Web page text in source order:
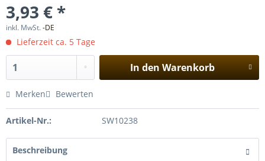
3,93 € *
inkl. MwSt.-DE
Lieferzeit ca. 5 Tage
In den Warenkorb
Merken Bewerten
Artikel-Nr.: SW10238
Beschreibung